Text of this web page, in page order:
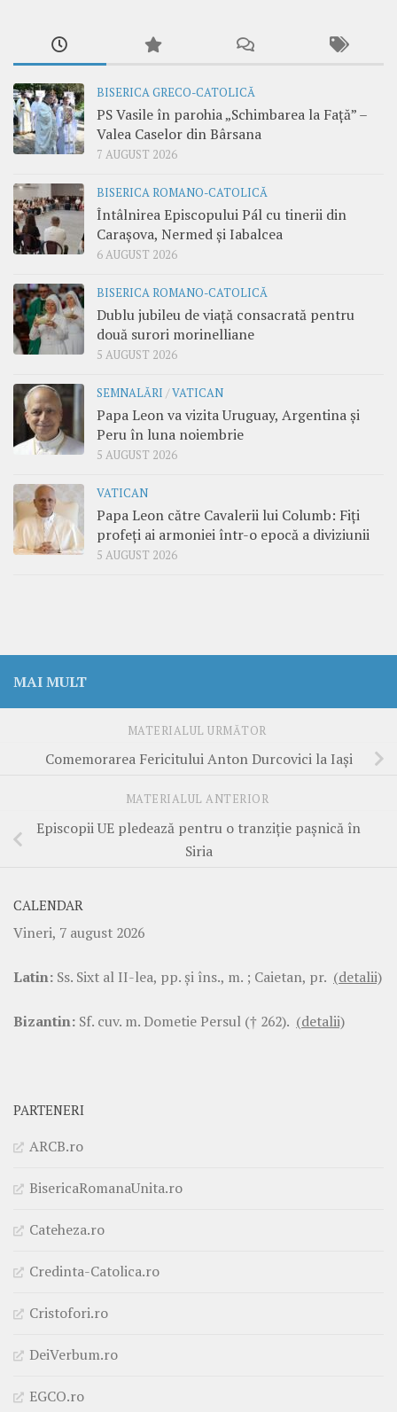
BISERICA GRECO-CATOLICĂ
PS Vasile în parohia „Schimbarea la Față” –
Valea Caselor din Bârsana
7 AUGUST 2026
BISERICA ROMANO-CATOLICĂ
Întâlnirea Episcopului Pál cu tinerii din
Carașova, Nermed și Iabalcea
6 AUGUST 2026
BISERICA ROMANO-CATOLICĂ
Dublu jubileu de viață consacrată pentru
două surori morinelliane
5 AUGUST 2026
SEMNALĂRI /VATICAN
Papa Leon va vizita Uruguay, Argentina și
Peru în luna noiembrie
5 AUGUST 2026
VATICAN
Papa Leon către Cavalerii lui Columb: Fiți
profeți ai armoniei într-o epocă a diviziunii
5 AUGUST 2026
MAI MULT
MATERIALUL URMĂTOR
Comemorarea Fericitului Anton Durcovici la Iași
MATERIALUL ANTERIOR
Episcopii UE pledează pentru o tranziție pașnică în
Siria
CALENDAR
Vineri, 7 august 2026
Latin: Ss. Sixt al II-lea, pp. şi îns., m. ; Caietan, pr. (detalii)
Bizantin: Sf. cuv. m. Dometie Persul († 262). (detalii)
PARTENERI
ARCB.ro
BisericaRomanaUnita.ro
Cateheza.ro
Credinta-Catolica.ro
Cristofori.ro
DeiVerbum.ro
EGCO.ro